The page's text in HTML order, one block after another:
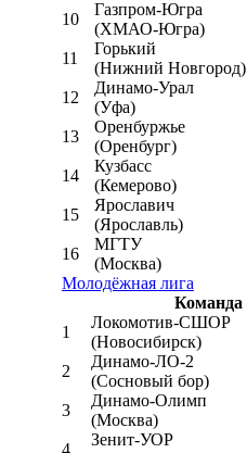
10
Газпром-Югра
(ХМАО-Югра)
11
Горький
(Нижний Новгород)
12
Динамо-Урал
(Уфа)
13
Оренбуржье
(Оренбург)
14
Кузбасс
(Кемерово)
15
Ярославич
(Ярославль)
16
МГТУ
(Москва)
Молодёжная лига
Команда
1
Локомотив-CШОР
(Новосибирск)
2
Динамо-ЛО-2
(Сосновый бор)
3
Динамо-Олимп
(Москва)
4
Зенит-УОР